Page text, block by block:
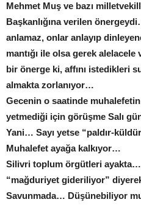
Mehmet Muş ve bazı
Başkanlığına verilen
anlamaz, onlar anlayıp
mantığı ile olsa gerek
bir önerge ki, affını istedikleri
almakta zorlanıyor…
Gecenin o saatinde
yetmediği için görüşme Salı
Yani… Sayı yetse “paldır-
Muhalefet ayağa kalkıyor…
Silivri toplum örgütleri ayakta…
“mağduriyet gideriliyor”
Savunmada… Düşünebiliyor